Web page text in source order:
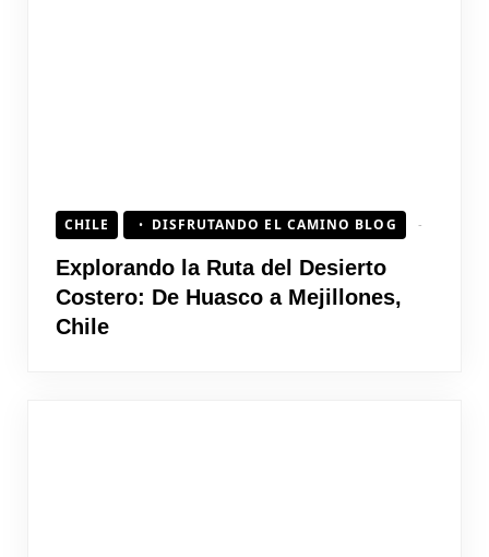
CHILE DISFRUTANDO EL CAMINO BLOG
Explorando la Ruta del Desierto
Costero: De Huasco a Mejillones,
Chile